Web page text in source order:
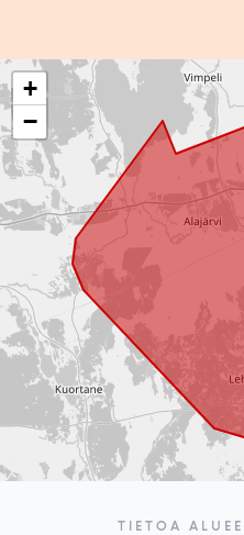
+
−
TIETOA